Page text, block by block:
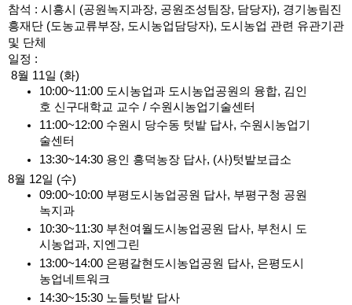
참석 : 시흥시 (공원녹지과장, 공원조성팀장, 담당자), 경기농림진
흥재단 (도농교류부장, 도시농업담당자), 도시농업 관련 유관기관
및 단체
일정 :
8월 11일 (화)
10:00~11:00 도시농업과 도시농업공원의 융합, 김인
호 신구대학교 교수 / 수원시농업기술센터
11:00~12:00 수원시 당수동 텃밭 답사, 수원시농업기
술센터
13:30~14:30 용인 흥덕농장 답사, (사)텃밭보급소
8월 12일 (수)
09:00~10:00 부평도시농업공원 답사, 부평구청 공원
녹지과
10:30~11:30 부천여월도시농업공원 답사, 부천시 도
시농업과, 지엔그린
13:00~14:00 은평갈현도시농업공원 답사, 은평도시
농업네트워크
14:30~15:30 노들텃밭 답사